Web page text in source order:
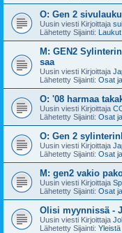
O: Gen 2
Uusin viesti Kirjoittaja
Lähetetty Sijainti:
M: GEN2
saa
Uusin viesti Kirjoittaja
Lähetetty Sijainti: Osat
O: '08 harmaa
Uusin viesti Kirjoittaja
Lähetetty Sijainti: Osat
O: Gen 2
Uusin viesti Kirjoittaja
Lähetetty Sijainti: Osat
M: gen2 vakio
Uusin viesti Kirjoittaja
Lähetetty Sijainti: Osat
Olisi myynnissä -
Uusin viesti Kirjoittaja
Lähetetty Sijainti: